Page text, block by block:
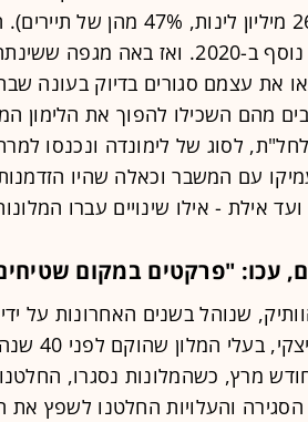
הלינות בבתי מלון (26 מיליון
את עצמם סגורים בדיוק בעונה
לסוג של לימונדה ונכנסו
עם המשבר וכאלה שהיו
אילת - אילו שינויים עברו
עכו: "פרקטים במקום
שנוהל בשנים האחרונות על
של
מרץ, כשהמלונות נסגרו,
והעלויות החלטנו לשפץ את